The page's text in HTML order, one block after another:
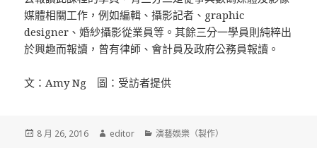
媒體相關工作，例如編輯、攝影記者、graphic
designer、婚紗攝影從業員等。其餘三分一學員則純粹出
於興趣而報讀，曾有律師、會計員及政府公務員報讀。
文：Amy Ng 圖：受訪者提供
發
8 月 26, 2016
作
editor
分
演藝娛樂（製作）